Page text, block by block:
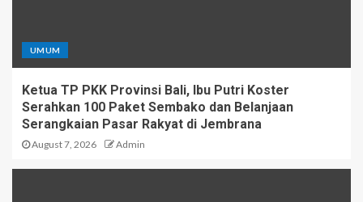
UMUM
Ketua TP PKK Provinsi Bali, Ibu Putri Koster
Serahkan 100 Paket Sembako dan Belanjaan
Serangkaian Pasar Rakyat di Jembrana
August 7, 2026 Admin